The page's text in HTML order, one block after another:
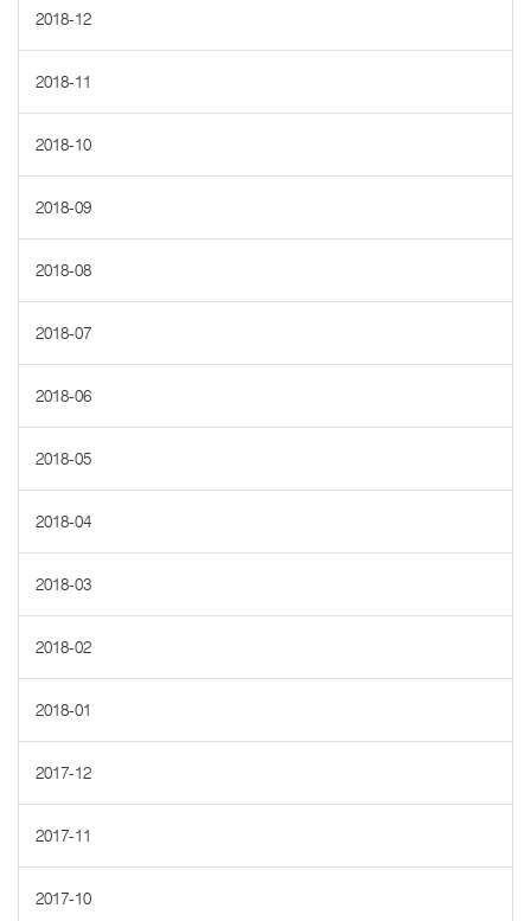
2018-12
2018-11
2018-10
2018-09
2018-08
2018-07
2018-06
2018-05
2018-04
2018-03
2018-02
2018-01
2017-12
2017-11
2017-10